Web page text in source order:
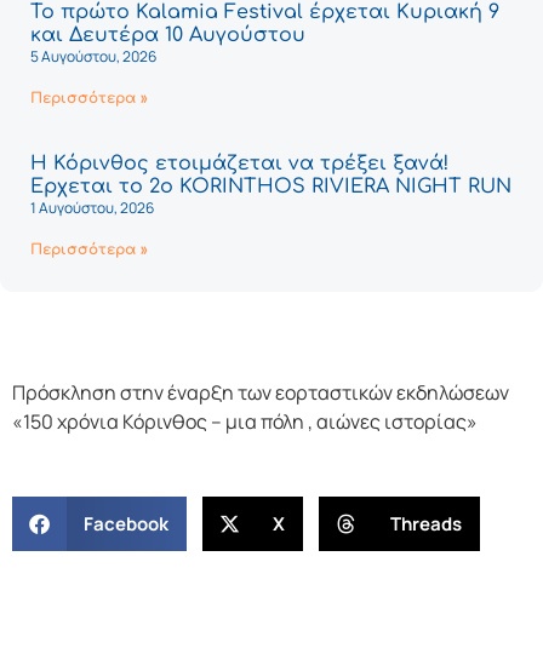
Το πρώτο Kalamia Festival έρχεται Κυριακή 9
και Δευτέρα 10 Αυγούστου
5 Αυγούστου, 2026
Περισσότερα »
Η Κόρινθος ετοιμάζεται να τρέξει ξανά!
Έρχεται το 2ο KORINTHOS RIVIERA NIGHT RUN
1 Αυγούστου, 2026
Περισσότερα »
Πρόσκληση στην έναρξη των εορταστικών εκδηλώσεων
«150 χρόνια Κόρινθος – μια πόλη , αιώνες ιστορίας»
Facebook X Threads